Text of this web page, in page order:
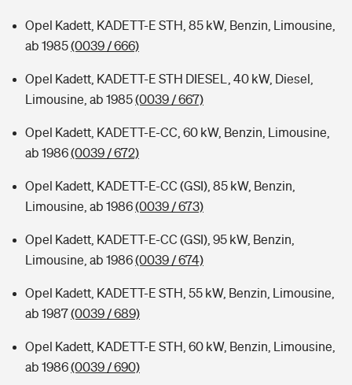
Opel Kadett, KADETT-E STH, 85 kW, Benzin, Limousine,
ab 1985(0039 / 666)
Opel Kadett, KADETT-E STH DIESEL, 40 kW, Diesel,
Limousine, ab 1985(0039 / 667)
Opel Kadett, KADETT-E-CC, 60 kW, Benzin, Limousine,
ab 1986(0039 / 672)
Opel Kadett, KADETT-E-CC (GSI), 85 kW, Benzin,
Limousine, ab 1986(0039 / 673)
Opel Kadett, KADETT-E-CC (GSI), 95 kW, Benzin,
Limousine, ab 1986(0039 / 674)
Opel Kadett, KADETT-E STH, 55 kW, Benzin, Limousine,
ab 1987(0039 / 689)
Opel Kadett, KADETT-E STH, 60 kW, Benzin, Limousine,
ab 1986(0039 / 690)